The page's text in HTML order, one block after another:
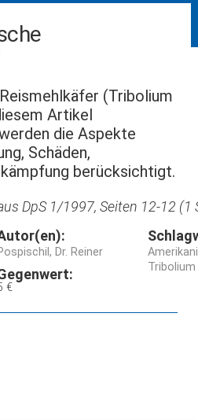
(Tribolium
Artikel
die Aspekte
Schäden,
berücksichtigt.
DpS 1/1997, Seiten 12-12 (1
Dr. Reiner
€